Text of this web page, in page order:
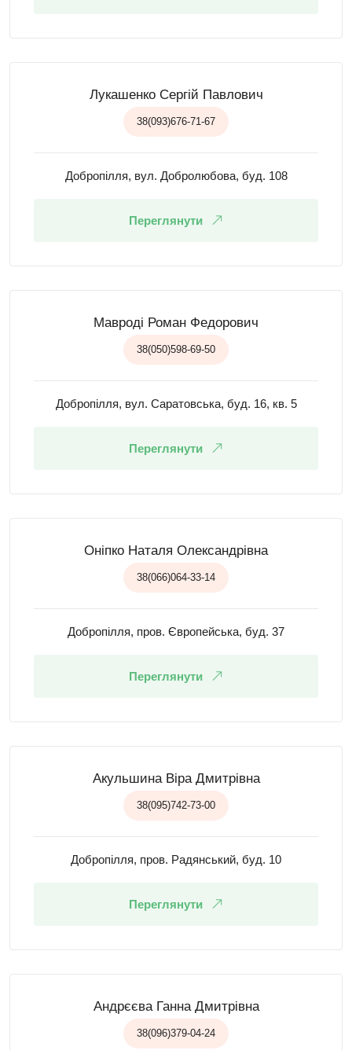
Лукашенко Сергій Павлович
38(093)676-71-67
Добропілля, вул. Добролюбова, буд. 108
Переглянути
Мавроді Роман Федорович
38(050)598-69-50
Добропілля, вул. Саратовська, буд. 16, кв. 5
Переглянути
Оніпко Наталя Олександрівна
38(066)064-33-14
Добропілля, пров. Європейська, буд. 37
Переглянути
Акульшина Віра Дмитрівна
38(095)742-73-00
Добропілля, пров. Радянський, буд. 10
Переглянути
Андрєєва Ганна Дмитрівна
38(096)379-04-24